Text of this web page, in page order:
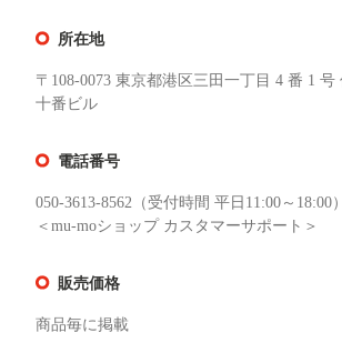
所在地
〒108-0073 東京都港区三田一丁目 4 番 1
十番ビル
電話番号
050-3613-8562（受付時間 平日11:00～18:00）
＜mu-moショップ カスタマーサポート＞
販売価格
商品毎に掲載